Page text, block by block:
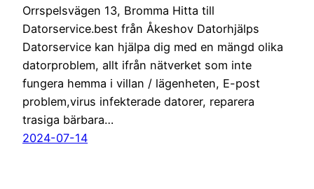
Orrspelsvägen 13, Bromma Hitta till
Datorservice.best från Åkeshov Datorhjälps
Datorservice kan hjälpa dig med en mängd olika
datorproblem, allt ifrån nätverket som inte
fungera hemma i villan / lägenheten, E-post
problem,virus infekterade datorer, reparera
trasiga bärbara…
2024-07-14